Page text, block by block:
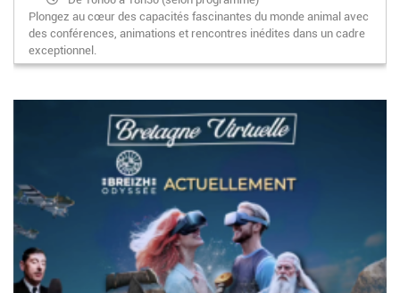
Plongez au cœur des capacités fascinantes du monde animal avec
des conférences, animations et rencontres inédites dans un cadre
exceptionnel.